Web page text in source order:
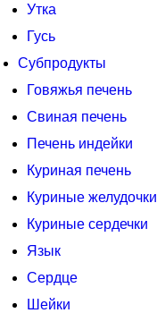
Утка
Гусь
Субпродукты
Говяжья печень
Свиная печень
Печень индейки
Куриная печень
Куриные желудочки
Куриные сердечки
Язык
Сердце
Шейки